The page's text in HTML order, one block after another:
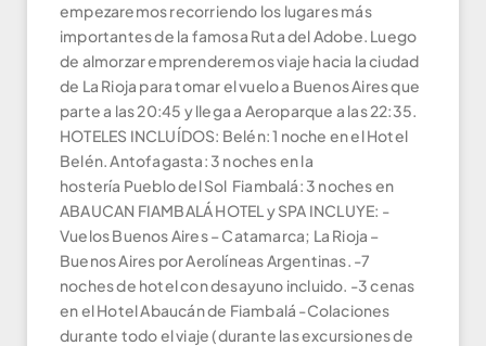
empezaremos recorriendo los lugares más
importantes de la famosa Ruta del Adobe. Luego
de almorzar emprenderemos viaje hacia la ciudad
de La Rioja para tomar el vuelo a Buenos Aires que
parte a las 20:45 y llega a Aeroparque a las 22:35.
HOTELES INCLUÍDOS: Belén: 1 noche en el Hotel
Belén. Antofagasta: 3 noches en la
hostería Pueblo del Sol Fiambalá: 3 noches en
ABAUCAN FIAMBALÁ HOTEL y SPA INCLUYE: -
Vuelos Buenos Aires – Catamarca; La Rioja –
Buenos Aires por Aerolíneas Argentinas. -7
noches de hotel con desayuno incluido. -3 cenas
en el Hotel Abaucán de Fiambalá -Colaciones
durante todo el viaje (durante las excursiones de